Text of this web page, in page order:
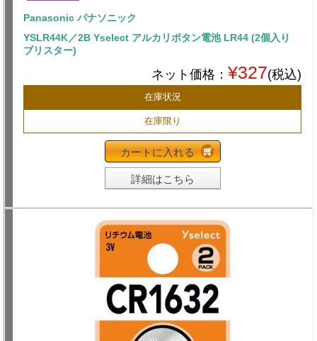
Panasonic パナソニック
YSLR44K／2B Yselect アルカリボタン電池 LR44 (2個入り
ブリスター)
ネット価格： ¥327(税込)
在庫状況
在庫限り
カートに入れる
詳細はこちら